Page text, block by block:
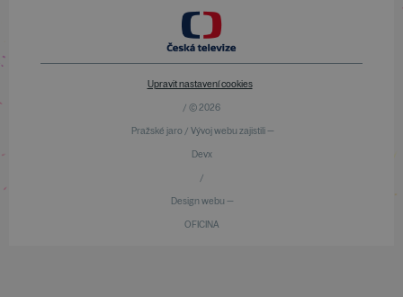
Upravit nastavení cookies
/ © 2026
Pražské jaro / Vývoj webu zajistili —
Devx
/
Design webu —
OFICINA